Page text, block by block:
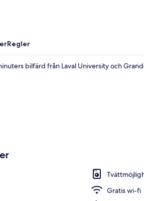
Regler
bilfärd från Laval University och
Gratis wi-fi